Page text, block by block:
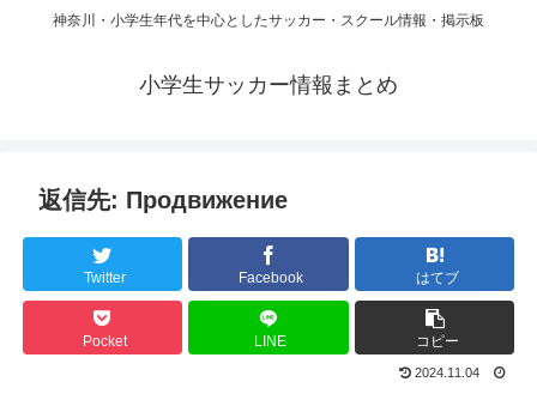
神奈川・小学生年代を中心としたサッカー・スクール情報・掲示板
小学生サッカー情報まとめ
返信先: Продвижение
Twitter Facebook はてブ
Pocket LINE コピー
2024.11.04